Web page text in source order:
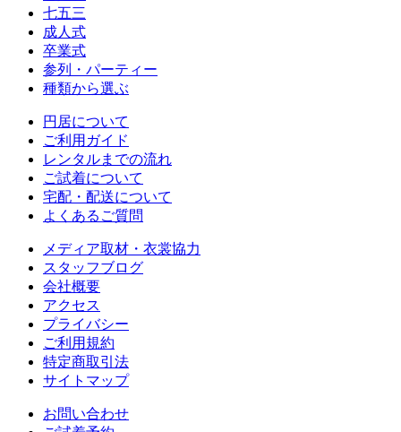
七五三
成人式
卒業式
参列・パーティー
種類から選ぶ
円居について
ご利用ガイド
レンタルまでの流れ
ご試着について
宅配・配送について
よくあるご質問
メディア取材・衣裳協力
スタッフブログ
会社概要
アクセス
プライバシー
ご利用規約
特定商取引法
サイトマップ
お問い合わせ